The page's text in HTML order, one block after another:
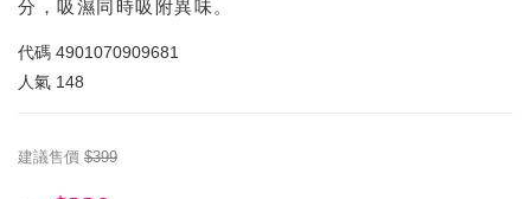
分，吸濕同時吸附異味。
代碼 4901070909681
人氣 148
建議售價 $399